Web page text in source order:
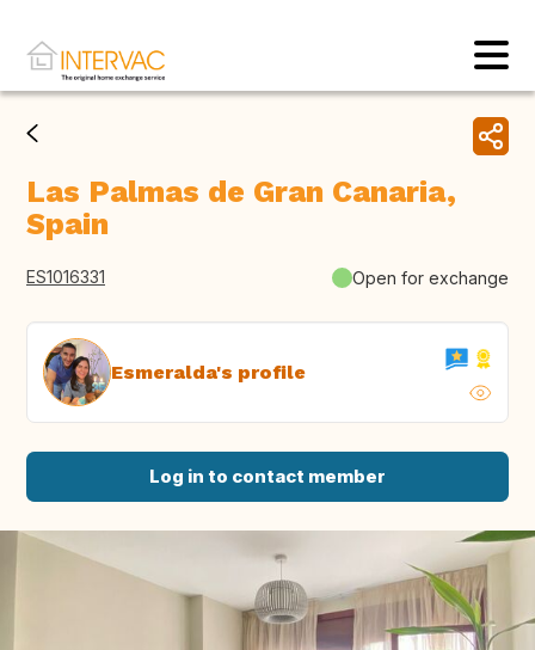
Las Palmas de Gran Canaria,
Spain
ES1016331 Open for exchange
Esmeralda's profile
Log in to contact member